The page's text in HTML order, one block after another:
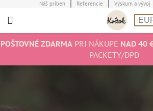
na
Náš príbeh Referencie Výskum a vývoj
POŠTOVNÉ ZDARMAPRI NÁKUPE NAD 40
PACKETY/DPD